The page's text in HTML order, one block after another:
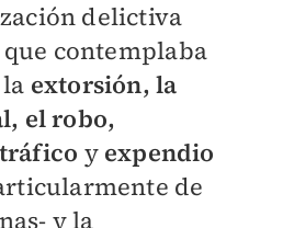
delictiva
contemplaba
extorsión, la
el robo,
y expendio
de
y la